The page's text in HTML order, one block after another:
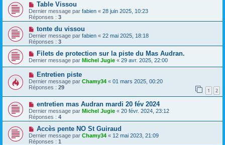
Table Vissou
Dernier message par fabien « 28 juin 2025, 10:23
Réponses : 3
tonte du vissou
Dernier message par fabien « 22 mai 2025, 18:18
Réponses : 3
Filets de protection sur la piste du Mas Audran.
Dernier message par Michel Jugie « 29 avr. 2025, 22:00
Entretien piste
Dernier message par Chamy34 « 01 mars 2025, 00:20
Réponses : 29 1 2
entretien mas Audran mardi 20 fév 2024
Dernier message par Michel Jugie « 20 févr. 2024, 23:12
Réponses : 4
Accès pente NO St Guiraud
Dernier message par Chamy34 « 12 mai 2023, 21:09
Réponses : 1